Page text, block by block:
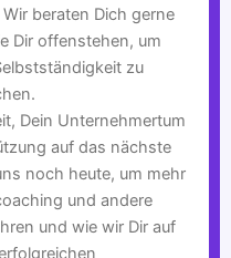
beraten Dich gerne
Dir offenstehen, um
zu
Dein Unternehmertum
auf das nächste
noch heute, um mehr
und andere
und wie wir Dir auf